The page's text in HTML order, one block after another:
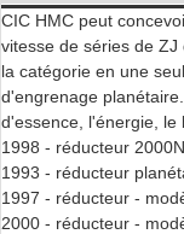
CIC HMC peut
vitesse de séries de
la catégorie en une
d'engrenage
d'essence, l'énergie, le
1998 - réducteur
1993 - réducteur
1997 - réducteur -
2000 - réducteur -